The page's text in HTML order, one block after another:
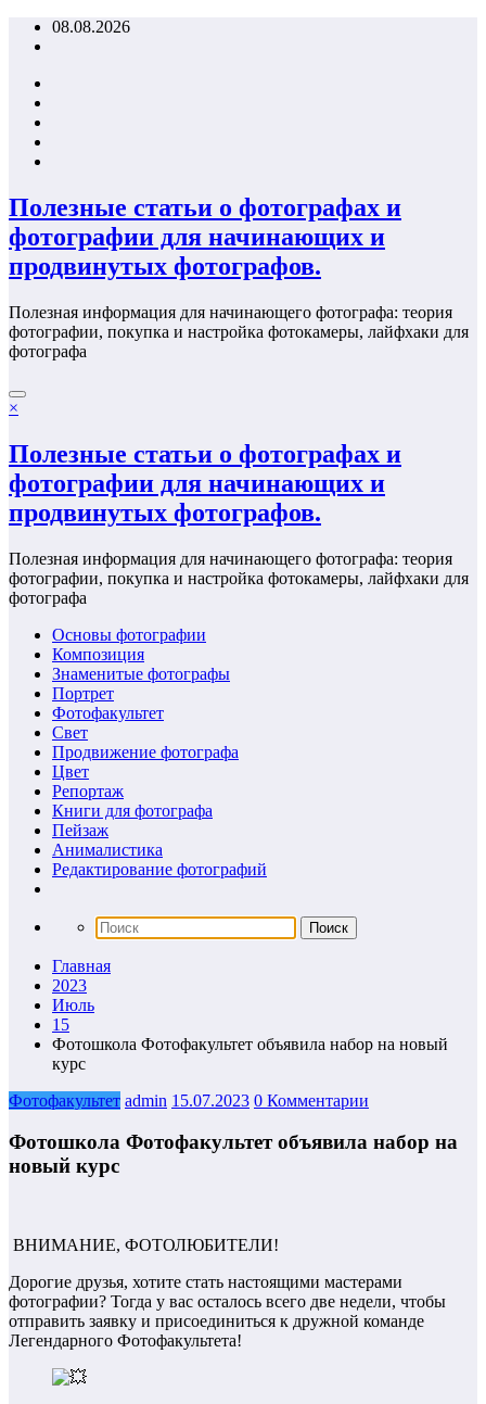
Перейти08.08.2026
Полезные статьи о фотографах и
фотографии для начинающих и
продвинутых фотографов.
Полезная информация для начинающего фотографа: теория
фотографии, покупка и настройка фотокамеры, лайфхаки для
фотографа
×
Полезные статьи о фотографах и
фотографии для начинающих и
продвинутых фотографов.
Полезная информация для начинающего фотографа: теория
фотографии, покупка и настройка фотокамеры, лайфхаки для
фотографа
Основы фотографии
Композиция
Знаменитые фотографы
Портрет
Фотофакультет
Свет
Продвижение фотографа
Цвет
Репортаж
Книги для фотографа
Пейзаж
Анималистика
Редактирование фотографий
Главная
2023
Июль
15
Фотошкола Фотофакультет объявила набор на новый
курс
Фотофакультет admin 15.07.2023 0 Комментарии
Фотошкола Фотофакультет объявила набор на
новый курс
ВНИМАНИЕ, ФОТОЛЮБИТЕЛИ!
Дорогие друзья, хотите стать настоящими мастерами
фотографии? Тогда у вас осталось всего две недели, чтобы
отправить заявку и присоединиться к дружной команде
Легендарного Фотофакультета!